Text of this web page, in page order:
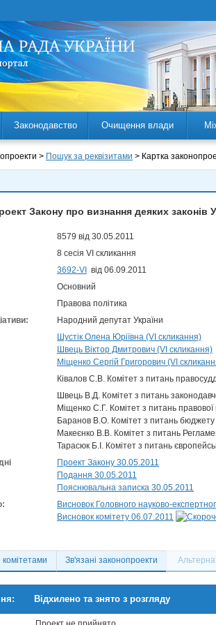
Законодавство Очищення влади
> Пошук за реквізитами > Картка
Закону про визнання деяких законів
8579 від 30.05.2011
8 сесія VI скликання
3692-VI
від 06.09.2011
Основний
Правова політика
Народний депутат України
Шустік Олена Юріївна (VI скликання)
Швець Віктор Дмитрович (VI скликання)
Міщенко Сергій Григорович (VI
Ківалов С.В. Комітет з питань
Швець В.Д. Комітет з питань
Міщенко С.Г. Комітет з питань правової
Баранов В.О. Комітет з питань бюджету
Макеєнко В.В. Комітет з питань
Тарасюк Б.І. Комітет з питань
Проект Закону 30.05.2011
Подання 30.05.2011
Пояснювальна записка 30.05.2011
Висновок Головного науково-
Висновок комітету 06.07.2011
Зв'язані законопроекти
Відхилено та знято з розгляду